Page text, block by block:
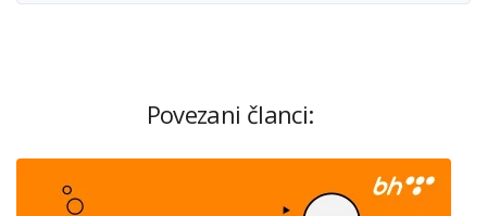
Povezani članci: